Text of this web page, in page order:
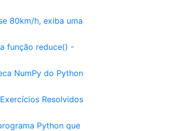
80km/h, exiba uma
função reduce() -
NumPy do Python
Resolvidos
Python que